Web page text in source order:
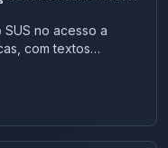
no acesso a
com textos